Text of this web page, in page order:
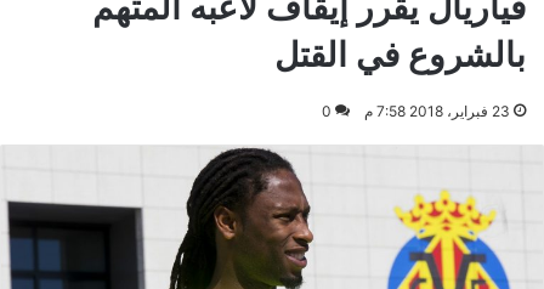
بالشروع في القتل
23 فبراير، 2018 7:58 م 0